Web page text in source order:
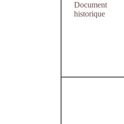
Document
historique